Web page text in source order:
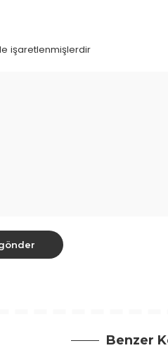
işaretlenmişlerdir
Benzer